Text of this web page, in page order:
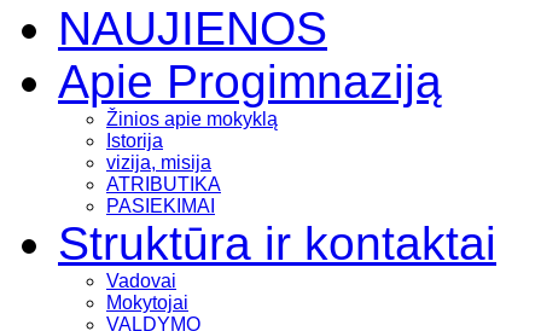
NAUJIENOS
Apie Progimnaziją
Žinios apie mokyklą
Istorija
vizija, misija
ATRIBUTIKA
PASIEKIMAI
Struktūra ir kontaktai
Vadovai
Mokytojai
VALDYMO